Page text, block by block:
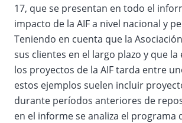
17, que se presentan en todo el
impacto de la AIF a nivel nacional y
Teniendo en cuenta que la
sus clientes en el largo plazo y que la
los proyectos de la AIF tarda entre
estos ejemplos suelen incluir
durante períodos anteriores de
en el informe se analiza el programa